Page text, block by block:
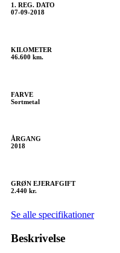
1. REG. DATO
07-09-2018
KILOMETER
46.600 km.
FARVE
Sortmetal
ÅRGANG
2018
GRØN EJERAFGIFT
2.440 kr.
Se alle specifikationer
Beskrivelse